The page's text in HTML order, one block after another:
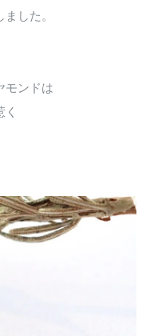
した。
モンドは